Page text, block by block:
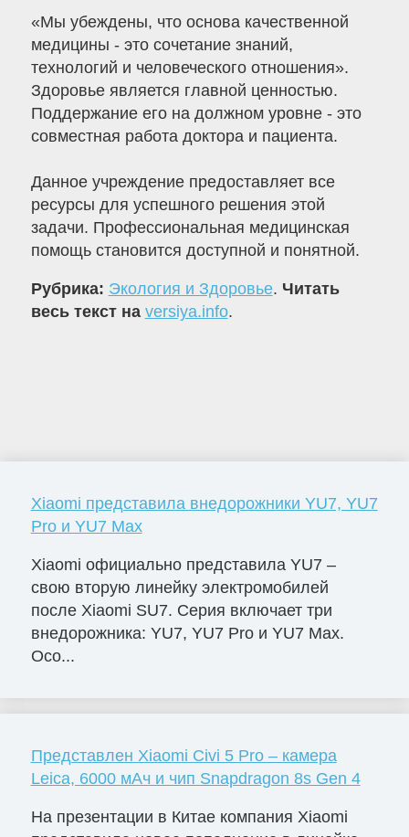
«Мы убеждены, что основа качественной
медицины - это сочетание знаний,
технологий и человеческого отношения».
Здоровье является главной ценностью.
Поддержание его на должном уровне - это
совместная работа доктора и пациента.
Данное учреждение предоставляет все
ресурсы для успешного решения этой
задачи. Профессиональная медицинская
помощь становится доступной и понятной.
Рубрика: Экология и Здоровье. Читать
весь текст на versiya.info.
Xiaomi представила внедорожники YU7, YU7
Pro и YU7 Max
Xiaomi официально представила YU7 –
свою вторую линейку электромобилей
после Xiaomi SU7. Серия включает три
внедорожника: YU7, YU7 Pro и YU7 Max.
Осо...
Представлен Xiaomi Civi 5 Pro – камера
Leica, 6000 мАч и чип Snapdragon 8s Gen 4
На презентации в Китае компания Xiaomi